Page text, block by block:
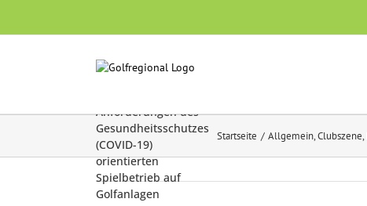
content
Leitlinien für einen
Anforderungen des
Gesundheitsschutzes
(COVID-19)
orientierten
Spielbetrieb auf
Golfanlagen
Startseite Allgemein Clubszene